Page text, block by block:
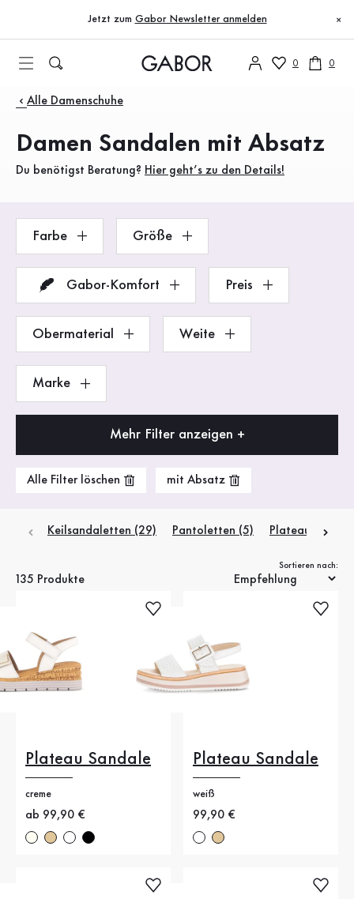
Zum Inhaltsverzeichnis
Zur Hauptnavigation
Jetzt zum Gabor Newsletter anmelden ×
0 0
Produkte
Alle Damenschuhe
Damen Sandalen mit Absatz
Du benötigst Beratung? Hier geht’s zu den Details!
Farbe Größe
Gabor-Komfort Preis
Obermaterial Weite
Marke
Mehr Filter anzeigen +
Alle Filter löschen mit Absatz
Keilsandaletten (29) Pantoletten (5) Plateau
135 Produkte
Sortieren nach:
Plateau Sandale
creme
Neuer Preis
ab 99,90 €
Plateau Sandale
weiß
Neuer Preis
99,90 €